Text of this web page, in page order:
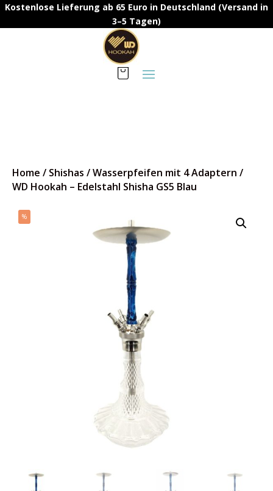
Kostenlose Lieferung ab 65 Euro in Deutschland (Versand in
3–5 Tagen)
Home / Shishas /Wasserpfeifen mit 4 Adaptern /
WD Hookah – Edelstahl Shisha GS5 Blau
%